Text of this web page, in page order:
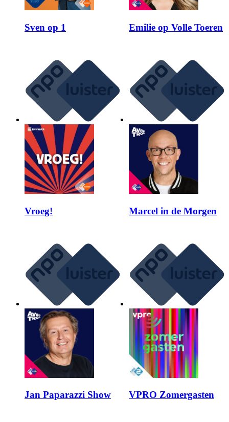
Sven op 1 Emilie op Volle Toeren
Vroeg! Marcel in de Morgen
Jan Paparazzi Show VPRO Zomergasten